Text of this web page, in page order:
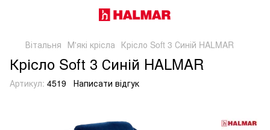
Вітальня М'які крісла Крісло Soft 3 Синій HALMAR
Крісло Soft 3 Синій HALMAR
Артикул: 4519 Написати відгук